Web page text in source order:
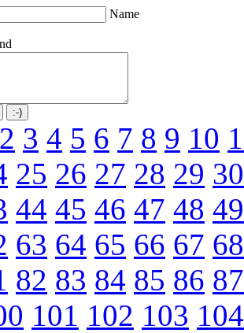
Name
2 3 4 5 6 7 8 9 10
25 26 27 28 29 30
44 45 46 47 48 49
63 64 65 66 67 68
82 83 84 85 86 87
101 102 103 104